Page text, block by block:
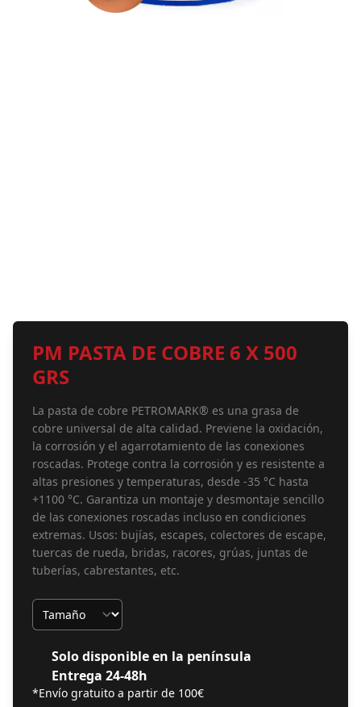
PM PASTA DE COBRE 6 X 500
GRS
La pasta de cobre PETROMARK® es una grasa de
cobre universal de alta calidad. Previene la oxidación,
la corrosión y el agarrotamiento de las conexiones
roscadas. Protege contra la corrosión y es resistente a
altas presiones y temperaturas, desde -35 °C hasta
+1100 °C. Garantiza un montaje y desmontaje sencillo
de las conexiones roscadas incluso en condiciones
extremas. Usos: bujías, escapes, colectores de escape,
tuercas de rueda, bridas, racores, grúas, juntas de
tuberías, cabrestantes, etc.
Tamaño
Solo disponible en la península
Entrega 24-48h
*Envío gratuito a partir de 100€